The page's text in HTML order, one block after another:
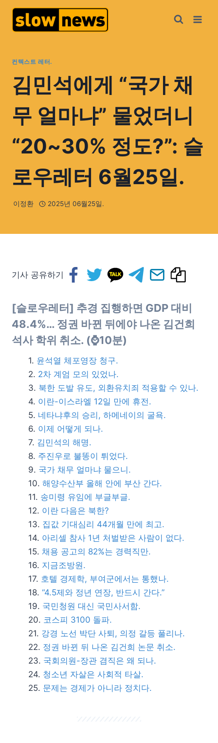
컨텍스트 레터.
김민석에게 “국가 채
무 얼마냐” 물었더니
“20~30% 정도?”: 슬
로우레터 6월25일.
이정환 2025년 06월25일.
기사 공유하기
[슬로우레터] 추경 집행하면 GDP 대비
48.4%… 정권 바뀐 뒤에야 나온 김건희
석사 학위 취소. (⌚10분)
윤석열 체포영장 청구.
2차 계엄 모의 있었나.
북한 도발 유도, 외환유치죄 적용할 수 있나.
이란-이스라엘 12일 만에 휴전.
네타냐후의 승리, 하메네이의 굴욕.
이제 어떻게 되나.
김민석의 해명.
주진우로 불똥이 튀었다.
국가 채무 얼마냐 물으니.
해양수산부 올해 안에 부산 간다.
송미령 유임에 부글부글.
이란 다음은 북한?
집값 기대심리 44개월 만에 최고.
아리셀 참사 1년 처벌받은 사람이 없다.
채용 공고의 82%는 경력직만.
지금조방원.
호텔 경제학, 부여군에서는 통했나.
“4.5제와 정년 연장, 반드시 간다.”
국민청원 대신 국민사서함.
코스피 3100 돌파.
강경 노선 박단 사퇴, 의정 갈등 풀리나.
정권 바뀐 뒤 나온 김건희 논문 취소.
국회의원-장관 겸직은 왜 되나.
청소년 자살은 사회적 타살.
문제는 경제가 아니라 정치다.